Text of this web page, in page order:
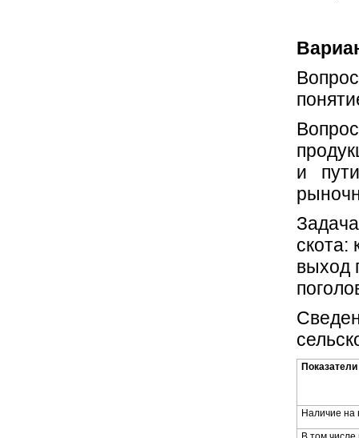
и
скота:
выход
Показатели
Наличие на